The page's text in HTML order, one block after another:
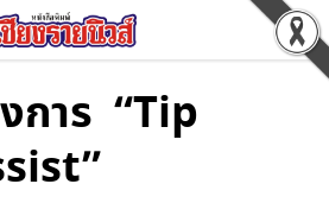
การ “Tip